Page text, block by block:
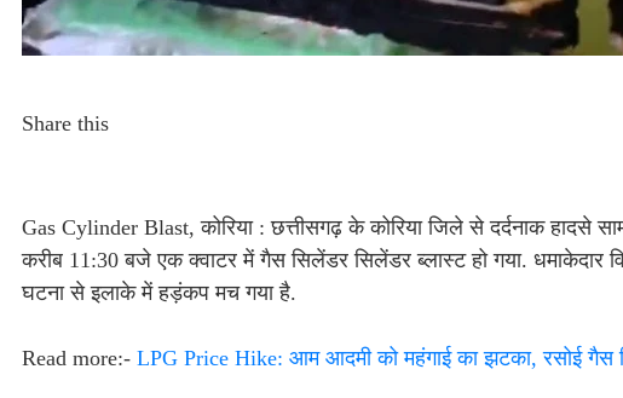
Share this
Gas Cylinder Blast, कोरिया : छत्तीसगढ़ के कोरिया जिले से दर्दनाक हादसे
करीब 11:30 बजे एक क्वाटर में गैस सिलेंडर सिलेंडर ब्लास्ट हो गया. धमाकेदार
घटना से इलाके में हड़ंकप मच गया है.
Read more:- LPG Price Hike: आम आदमी को महंगाई का झटका, रसोई गैस